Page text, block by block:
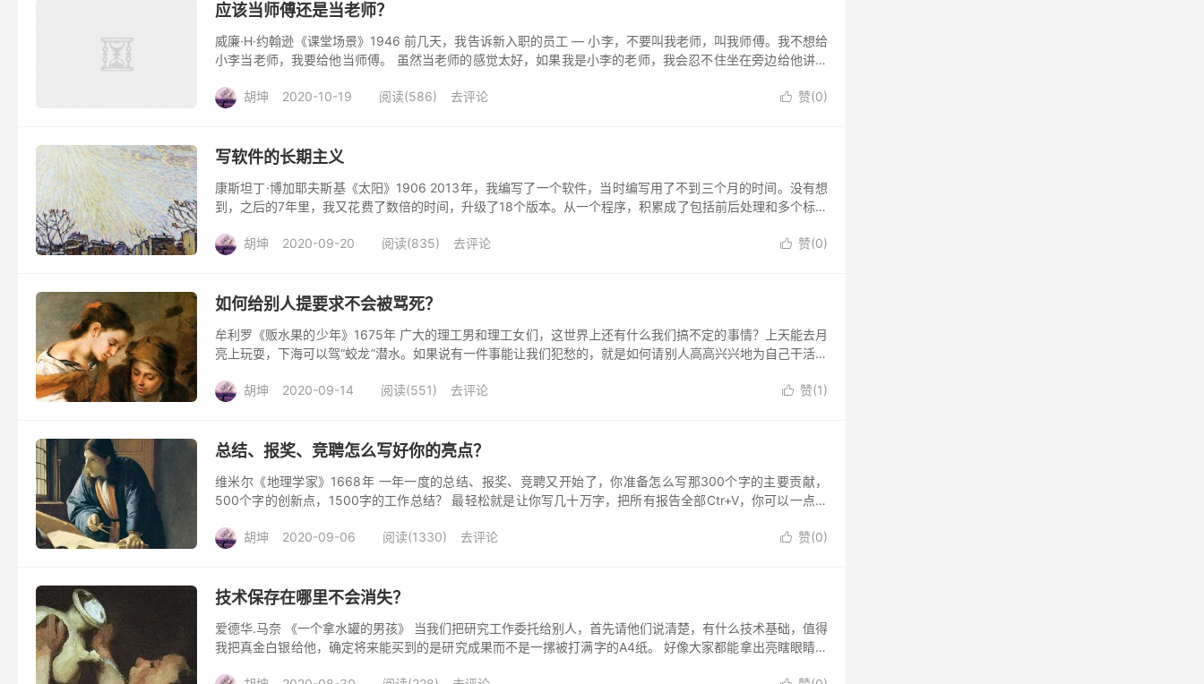
应该当师傅还是当老师？
威廉·H·约翰逊《课堂场景》1946 前几天，我告诉新入职的员工 — 小李，不要叫我老师，叫我师傅。我不想给
小李当老师，我要给他当师傅。 虽然当老师的感觉太好，如果我是小李的老师，我会忍不住坐在旁边给他讲道
 赞(0)
胡坤 2020-10-19 阅读(586) 去评论
写软件的长期主义
康斯坦丁·博加耶夫斯基《太阳》1906 2013年，我编写了一个软件，当时编写用了不到三个月的时间。没有想
到，之后的7年里，我又花费了数倍的时间，升级了18个版本。从一个程序，积累成了包括前后处理和多个标准
 赞(0)
胡坤 2020-09-20 阅读(835) 去评论
如何给别人提要求不会被骂死？
牟利罗《贩水果的少年》1675年 广大的理工男和理工女们，这世界上还有什么我们搞不定的事情？上天能去月
亮上玩耍，下海可以驾“蛟龙”潜水。如果说有一件事能让我们犯愁的，就是如何请别人高高兴兴地为自己干活，
 赞(1)
胡坤 2020-09-14 阅读(551) 去评论
总结、报奖、竞聘怎么写好你的亮点？
维米尔《地理学家》1668年 一年一度的总结、报奖、竞聘又开始了，你准备怎么写那300个字的主要贡献，
500个字的创新点，1500字的工作总结？ 最轻松就是让你写几十万字，把所有报告全部Ctr+V，你可以一点不
 赞(0)
胡坤 2020-09-06 阅读(1330) 去评论
技术保存在哪里不会消失？
爱德华.马奈 《一个拿水罐的男孩》 当我们把研究工作委托给别人，首先请他们说清楚，有什么技术基础，值得
我把真金白银给他，确定将来能买到的是研究成果而不是一摞被打满字的A4纸。 好像大家都能拿出亮瞎眼睛的